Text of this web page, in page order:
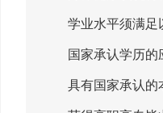
学业水平须满足
国家承认学历的
具有国家承认的